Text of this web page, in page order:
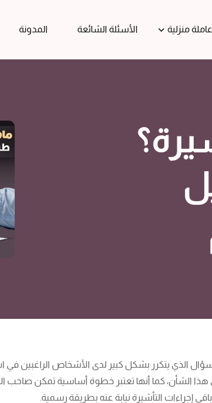
منزلية الأسئلة الشائعة المدونة
الذي يتكرر بشكل كبير لدى الأشخاص الراغبين في
في هذا الشأن، كما أنها تعتبر خطوة أساسية تمكن
إجراءات التأشيرة نيابة عنه بطريقة رسمية.